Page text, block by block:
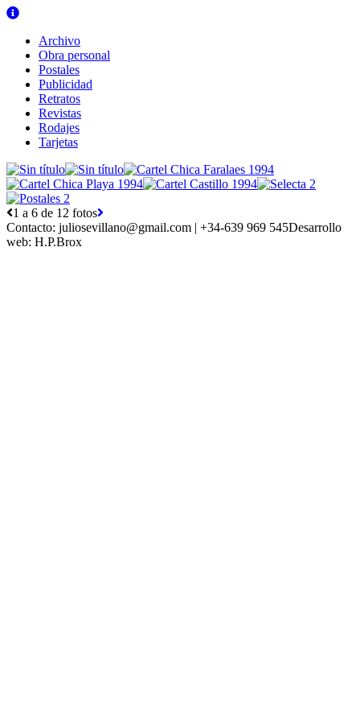
Archivo
Obra personal
Postales
Publicidad
Retratos
Revistas
Rodajes
Tarjetas
1 a 6 de 12 fotos
Contacto: juliosevillano@gmail.com | +34-639 969 545Desarrollo
web: H.P.Brox